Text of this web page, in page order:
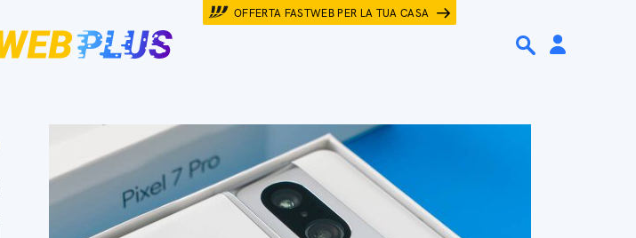
OFFERTA FASTWEB PER LA TUA CASA